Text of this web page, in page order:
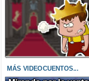
MÁS VIDEOCUENTOS...